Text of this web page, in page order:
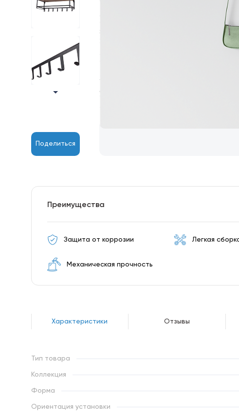
Поделиться
Преимущества
Защита от коррозии Легкая
Механическая прочность
Характеристики Отзывы
Тип товара
Коллекция
Форма
Ориентация установки